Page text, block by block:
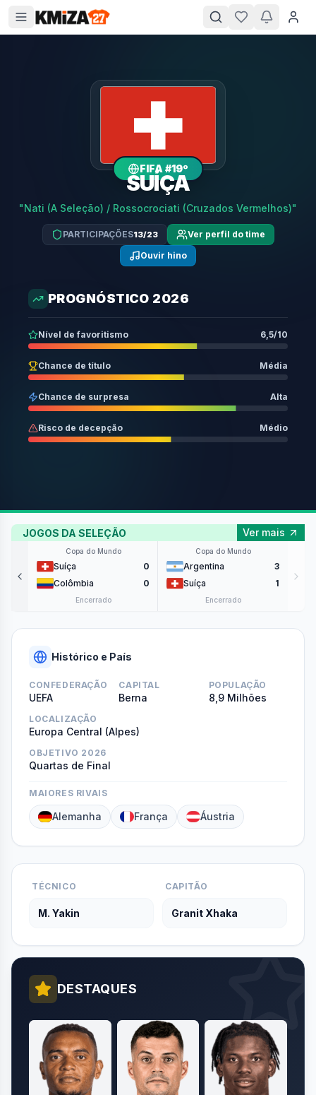
FIFA #19º
SUÍÇA
"Nati (A Seleção) / Rossocrociati (Cruzados Vermelhos)"
PARTICIPAÇÕES13/23
Ver perfil do time
Ouvir hino
PROGNÓSTICO 2026
Nível de favoritismo 6,5/10
Chance de título Média
Chance de surpresa Alta
Risco de decepção Médio
JOGOS DA SELEÇÃO Ver mais
Copa do Mundo
Suíça
0
Colômbia
0
Encerrado
Copa do Mundo
Argentina
3
Suíça
1
Encerrado
Histórico e País
CONFEDERAÇÃO
UEFA
CAPITAL
Berna
POPULAÇÃO
8,9 Milhões
LOCALIZAÇÃO
Europa Central (Alpes)
OBJETIVO 2026
Quartas de Final
MAIORES RIVAIS
Alemanha França Áustria
TÉCNICO
M. Yakin
CAPITÃO
Granit Xhaka
DESTAQUES